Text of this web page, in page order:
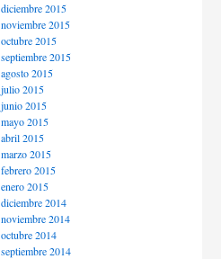
diciembre 2015
noviembre 2015
octubre 2015
septiembre 2015
agosto 2015
julio 2015
junio 2015
mayo 2015
abril 2015
marzo 2015
febrero 2015
enero 2015
diciembre 2014
noviembre 2014
octubre 2014
septiembre 2014